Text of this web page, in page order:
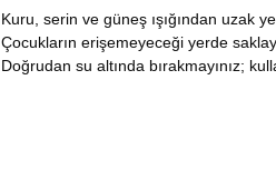
Kuru, serin ve güneş ışığından uzak
Çocukların erişemeyeceği yerde
Doğrudan su altında bırakmayınız;